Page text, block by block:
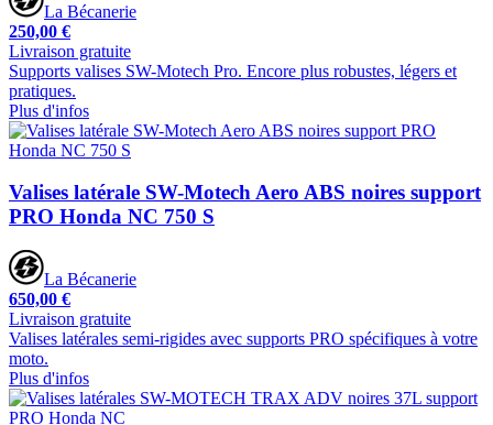
La Bécanerie
250,00 €
Livraison gratuite
Supports valises SW-Motech Pro. Encore plus robustes, légers et
pratiques.
Plus d'infos
Valises latérale SW-Motech Aero ABS noires support
PRO Honda NC 750 S
La Bécanerie
650,00 €
Livraison gratuite
Valises latérales semi-rigides avec supports PRO spécifiques à votre
moto.
Plus d'infos